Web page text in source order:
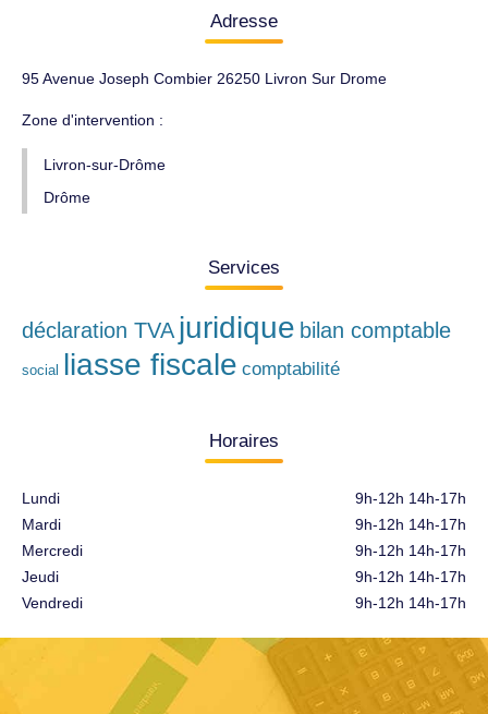
Adresse
95 Avenue Joseph Combier 26250 Livron Sur Drome
Zone d'intervention :
Livron-sur-Drôme
Drôme
Services
déclaration TVA juridique bilan comptable
social liasse fiscale comptabilité
Horaires
Lundi
Mardi
Mercredi
Jeudi
Vendredi
9h-12h 14h-17h
9h-12h 14h-17h
9h-12h 14h-17h
9h-12h 14h-17h
9h-12h 14h-17h